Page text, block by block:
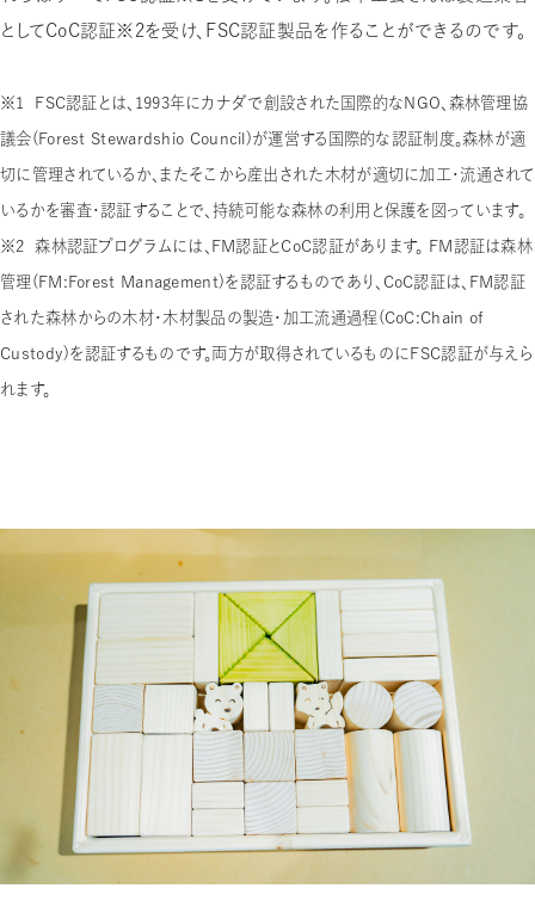
としてCoC認証※2を受け、FSC認証製品を作ることができるのです。
※1 FSC認証とは、1993年にカナダで創設された国際的なNGO、森林管理協
議会（Forest Stewardshio Council）が運営する国際的な認証制度。森林が適
切に管理されているか、またそこから産出された木材が適切に加工・流通されて
いるかを審査・認証することで、持続可能な森林の利用と保護を図っています。
※2 森林認証プログラムには、 FM認証と CoC認証があります。 FM認証は森林
管理（FM ：Forest Management）を 認証するものであり、 CoC認証は、 FM認証
された森林からの木材・木材製品の製造・加工流通過程（CoC：Chain of
Custody）を 認証するものです。両方が取得されているものにFSC認証が与えら
れます。